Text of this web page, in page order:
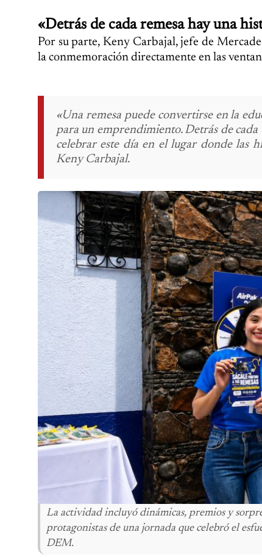
«Detrás de cada remesa hay una
Por su parte, Keny Carbajal, jefe de
la conmemoración directamente en las
«Una remesa puede convertirse en la
para un emprendimiento. Detrás de
celebrar este día en el lugar donde las
Keny Carbajal.
La actividad incluyó dinámicas, premios y
protagonistas de una jornada que celebró el
DEM.